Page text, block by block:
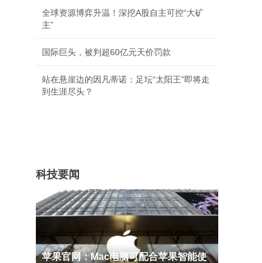
全球资源博弈升温！深挖A股自主可控“大矿
主”
国际巨头，被判超60亿元天价罚款
站在悬崖边的因凡蒂诺：足坛“太阳王”即将走
到生涯尽头？
科技要闻
苹果官网：Mac电脑可配合苹果智能使